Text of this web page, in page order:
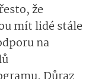
že
mít lidé stále
na